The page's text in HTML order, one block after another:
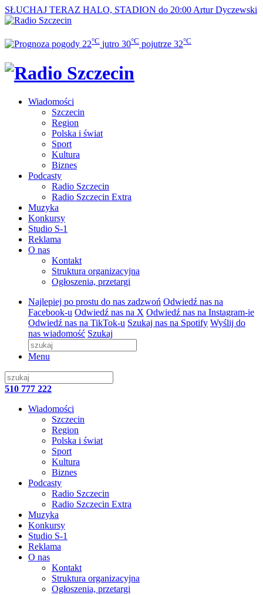
SŁUCHAJ TERAZ HALO, STADION do 20:00 Artur Dyczewski
22°C jutro 30°C pojutrze 32°C
Wiadomości
Szczecin
Region
Polska i świat
Sport
Kultura
Biznes
Podcasty
Radio Szczecin
Radio Szczecin Extra
Muzyka
Konkursy
Studio S-1
Reklama
O nas
Kontakt
Struktura organizacyjna
Ogłoszenia, przetargi
Najlepiej po prostu do nas zadzwoń Odwiedź nas na
Facebook-u Odwiedź nas na X Odwiedź nas na Instagram-ie
Odwiedź nas na TikTok-u Szukaj nas na Spotify Wyślij do
nas wiadomość Szukaj
Menu
510 777 222
Wiadomości
Szczecin
Region
Polska i świat
Sport
Kultura
Biznes
Podcasty
Radio Szczecin
Radio Szczecin Extra
Muzyka
Konkursy
Studio S-1
Reklama
O nas
Kontakt
Struktura organizacyjna
Ogłoszenia, przetargi